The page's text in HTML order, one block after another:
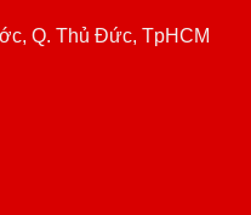
Q. Thủ Đức, TpHCM